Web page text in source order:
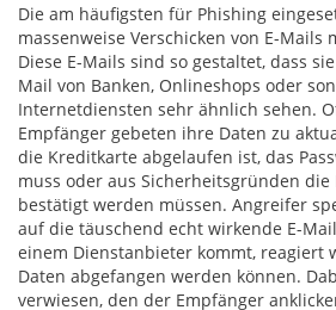
Die am häufigsten für Phishing
massenweise Verschicken von E-Mails
Diese E-Mails sind so gestaltet, dass
Mail von Banken, Onlineshops oder
Internetdiensten sehr ähnlich sehen.
Empfänger gebeten ihre Daten zu
die Kreditkarte abgelaufen ist, das
muss oder aus Sicherheitsgründen
bestätigt werden müssen. Angreifer
auf die täuschend echt wirkende E-
einem Dienstanbieter kommt, reagiert
Daten abgefangen werden können.
verwiesen, den der Empfänger